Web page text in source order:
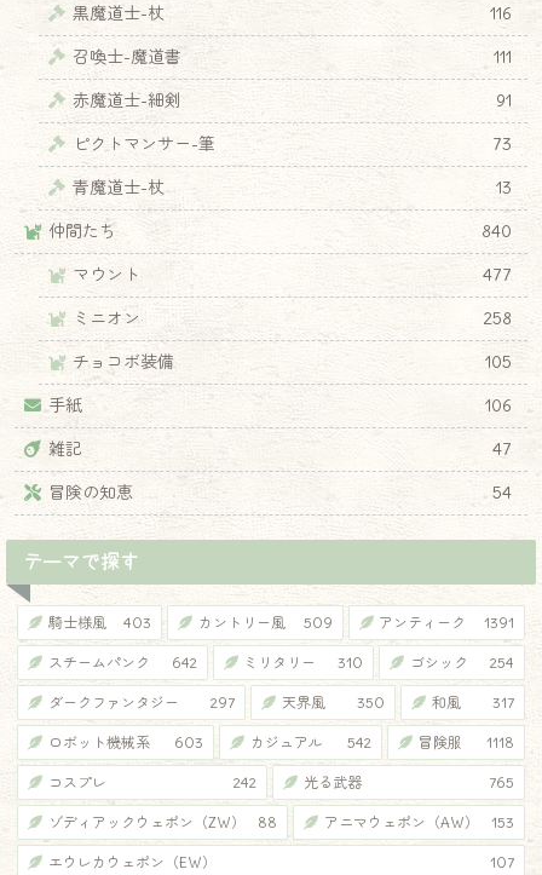
黒魔道士-杖
116
召喚士-魔道書
111
赤魔道士-細剣
91
ピクトマンサー-筆
73
青魔道士-杖
13
仲間たち
840
マウント
477
ミニオン
258
チョコボ装備
105
手紙
106
雑記
47
冒険の知恵
54
テーマで探す
騎士様風 403 カントリー風 509 アンティーク 1391
スチームパンク 642 ミリタリー 310 ゴシック 254
ダークファンタジー 297 天界風 350 和風 317
ロボット機械系 603 カジュアル 542 冒険服 1118
コスプレ 242 光る武器 765
ゾディアックウェポン（ZW） 88 アニマウェポン（AW） 153
エウレカウェポン（EW） 107